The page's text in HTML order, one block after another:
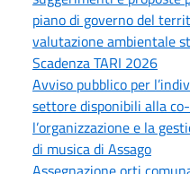
piano di governo del
valutazione ambientale
Scadenza TARI 2026
Avviso pubblico per
settore disponibili alla
l’organizzazione e la
di musica di Assago